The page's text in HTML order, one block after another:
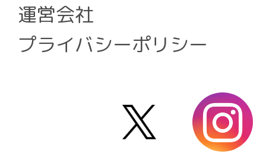
運営会社
プライバシーポリシー